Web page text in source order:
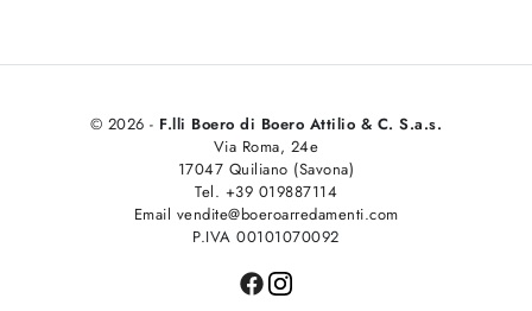
© 2026 - F.lli Boero di Boero Attilio & C. S.a.s.
Via Roma, 24e
17047 Quiliano (Savona)
Tel. +39 019887114
Email vendite@boeroarredamenti.com
P.IVA 00101070092